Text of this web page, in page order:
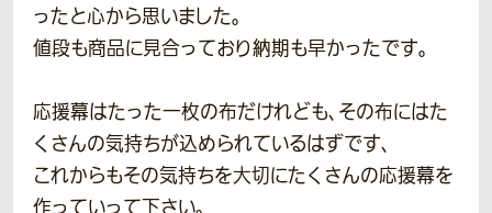
ったと心から思いました。
値段も商品に見合っており納期も早かったです。
応援幕はたった一枚の布だけれども、その布にはた
くさんの気持ちが込められているはずです、
これからもその気持ちを大切にたくさんの応援幕を